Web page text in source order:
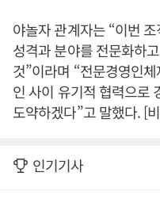
야놀자 관계자는 “이번
성격과 분야를 전문화하
것”이라며 “전문경영인
인 사이 유기적 협력으로
도약하겠다”고 말했다. [
인기기사